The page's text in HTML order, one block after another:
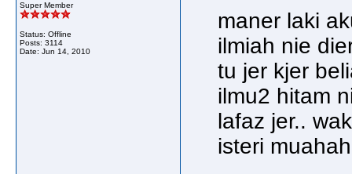
Super Member
Status: Offline
Posts: 3114
Date: Jun 14, 2010
maner laki
ilmiah nie
tu jer kjer
ilmu2 hitam
lafaz jer..
isteri